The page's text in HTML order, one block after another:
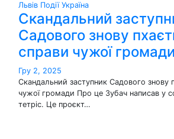
Львів Події Україна
Скандальний
Садового знову
справи чужої громади
Гру 2, 2025
Скандальний заступник Садового знову
чужої громади Про це Зубач написав у
тетріс. Це проєкт…